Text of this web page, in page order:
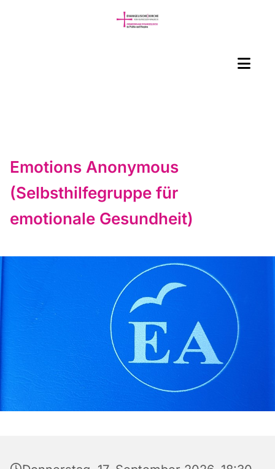
Emotions Anonymous
(Selbsthilfegruppe für
emotionale Gesundheit)